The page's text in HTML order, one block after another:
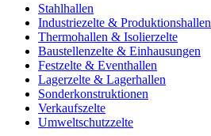
Stahlhallen
Industriezelte & Produktionshallen
Thermohallen & Isolierzelte
Baustellenzelte & Einhausungen
Festzelte & Eventhallen
Lagerzelte & Lagerhallen
Sonderkonstruktionen
Verkaufszelte
Umweltschutzzelte